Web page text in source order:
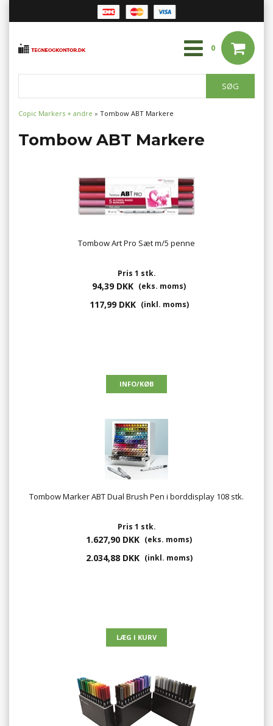
0
Copic Markers + andre » Tombow ABT Markere
Tombow ABT Markere
Tombow Art Pro Sæt m/5 penne
Pris 1 stk.
94,39 DKK (eks. moms)
117,99 DKK (inkl. moms)
Tombow Marker ABT Dual Brush Pen i borddisplay 108 stk.
Pris 1 stk.
1.627,90 DKK (eks. moms)
2.034,88 DKK (inkl. moms)